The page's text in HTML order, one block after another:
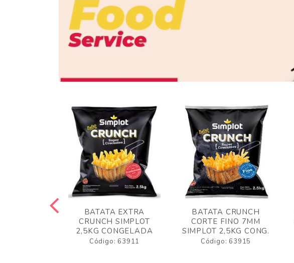
BATATA EXTRA
CRUNCH SIMPLOT
2,5KG CONGELADA
Código: 63911
BATATA CRUNCH
CORTE FINO 7MM
SIMPLOT 2,5KG CONG.
Código: 63915